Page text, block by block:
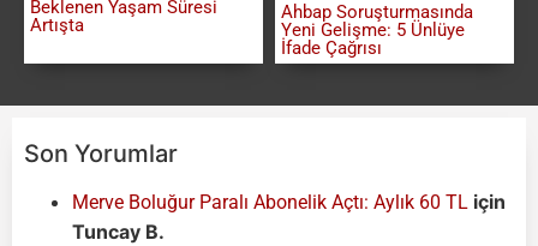
Beklenen Yaşam Süresi
Artışta
Ahbap Soruşturmasında
Yeni Gelişme: 5 Ünlüye
İfade Çağrısı
Son Yorumlar
Merve Boluğur Paralı Abonelik Açtı: Aylık 60 TL için
Tuncay B.